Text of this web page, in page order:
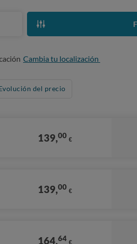
Cambia tu localización
del precio
139,00 €
139,00 €
164,64 €